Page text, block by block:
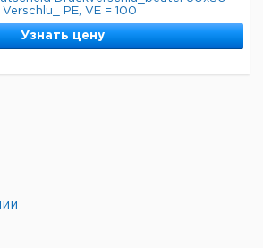
PE, VE = 100
Узнать цену